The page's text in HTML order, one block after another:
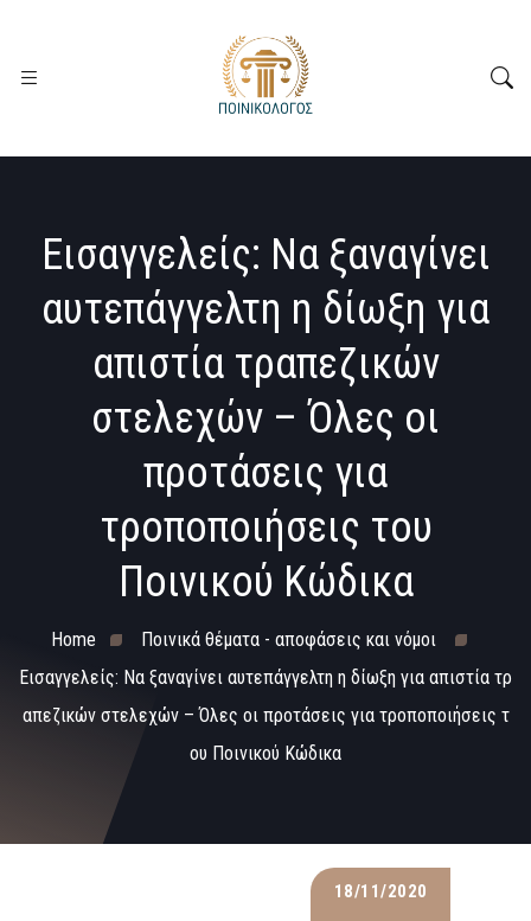
Εισαγγελείς: Να ξαναγίνει
αυτεπάγγελτη η δίωξη για
απιστία τραπεζικών
στελεχών – Όλες οι
προτάσεις για
τροποποιήσεις του
Ποινικού Κώδικα
Home
Ποινικά θέματα - αποφάσεις και νόμοι
Εισαγγελείς: Να ξαναγίνει αυτεπάγγελτη η δίωξη για απιστία τρ
απεζικών στελεχών – Όλες οι προτάσεις για τροποποιήσεις τ
ου Ποινικού Κώδικα
18/11/2020